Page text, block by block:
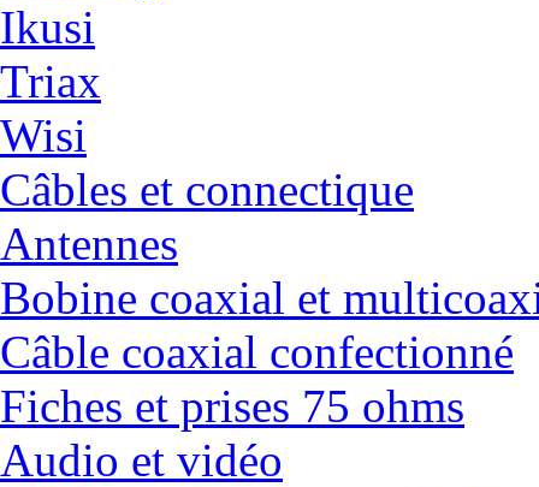
Ikusi
Triax
Wisi
Câbles et connectique
Antennes
Bobine coaxial et
Câble coaxial confectionné
Fiches et prises 75 ohms
Audio et vidéo